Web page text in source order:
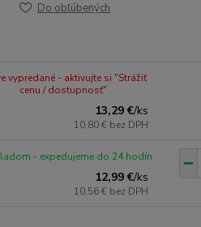
Do obľúbených
13,29 €/ks
10,80 € bez DPH
vypredané - aktivujte si "Strážiť
cenu / dostupnosť"
12,99 €/ks
10,56 € bez DPH
- expedujeme do 24 hodín